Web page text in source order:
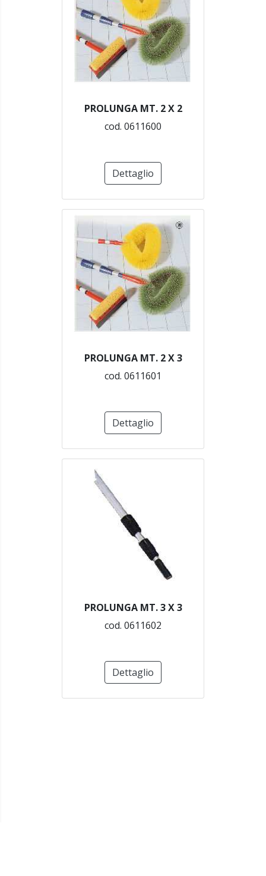
PROLUNGA MT. 2 X 2
cod. 0611600
Dettaglio
PROLUNGA MT. 2 X 3
cod. 0611601
Dettaglio
PROLUNGA MT. 3 X 3
cod. 0611602
Dettaglio